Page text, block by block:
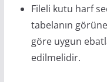
Fileli kutu harf
tabelanın
göre uygun
edilmelidir.